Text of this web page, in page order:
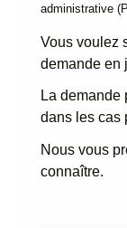
administrative
Vous voulez
demande en
La demande
dans les cas
Nous vous
connaître.